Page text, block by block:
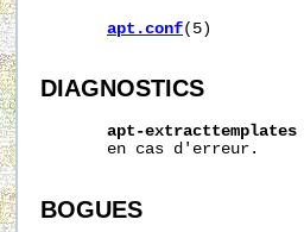
apt.conf(5)
DIAGNOSTICS
apt-extracttemplates
       en cas d'erreur.
BOGUES